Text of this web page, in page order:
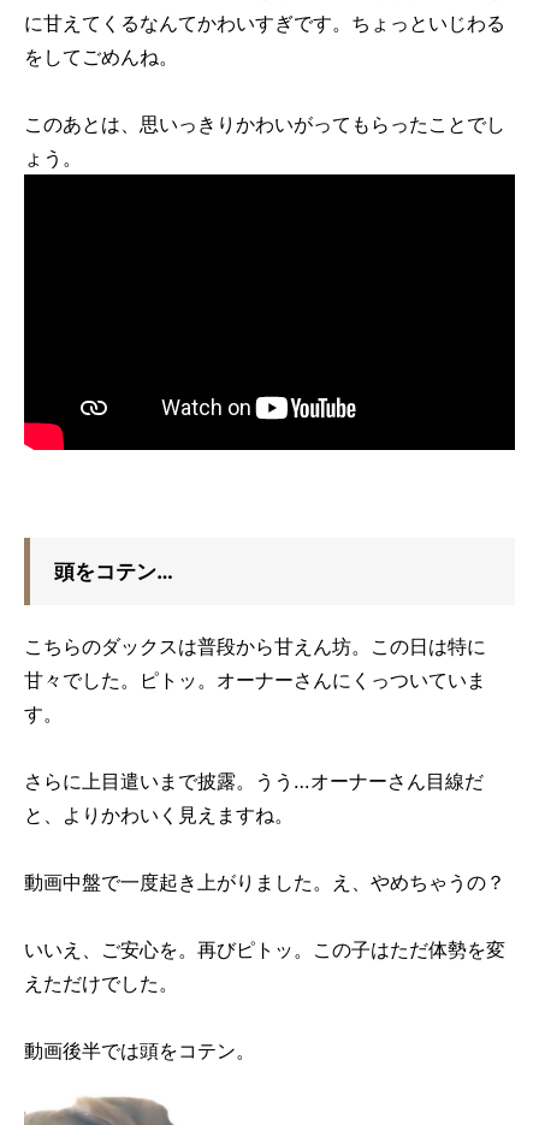
に甘えてくるなんてかわいすぎです。ちょっといじわる
をしてごめんね。
このあとは、思いっきりかわいがってもらったことでし
ょう。
頭をコテン…
こちらのダックスは普段から甘えん坊。この日は特に
甘々でした。ピトッ。オーナーさんにくっついていま
す。
さらに上目遣いまで披露。うう…オーナーさん目線だ
と、よりかわいく見えますね。
動画中盤で一度起き上がりました。え、やめちゃうの？
いいえ、ご安心を。再びピトッ。この子はただ体勢を変
えただけでした。
動画後半では頭をコテン。